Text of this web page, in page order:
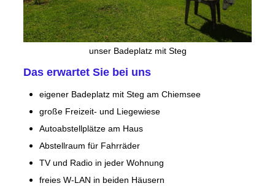
unser Badeplatz mit Steg
Das erwartet Sie bei uns
eigener Badeplatz mit Steg am Chiemsee
große Freizeit- und Liegewiese
Autoabstellplätze am Haus
Abstellraum für Fahrräder
TV und Radio in jeder Wohnung
freies W-LAN in beiden Häusern